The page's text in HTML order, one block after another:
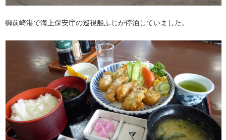
御前崎港で海上保安庁の巡視船ふじが停泊していました。